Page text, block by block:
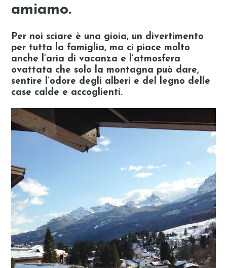
amiamo.
Per noi sciare è una gioia, un divertimento
per tutta la famiglia, ma ci piace molto
anche l’aria di vacanza e l’atmosfera
ovattata che solo la montagna può dare,
sentire l’odore degli alberi e del legno delle
case calde e accoglienti.